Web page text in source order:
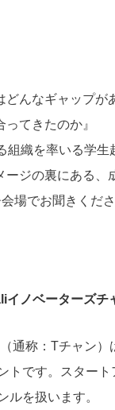
んなギャップが
てきたのか』
織を率いる学生
ジの裏にある、
場でお聞きくださ
イノベーターズチ
通称：Tチャン
トです。スター
ルを扱います。